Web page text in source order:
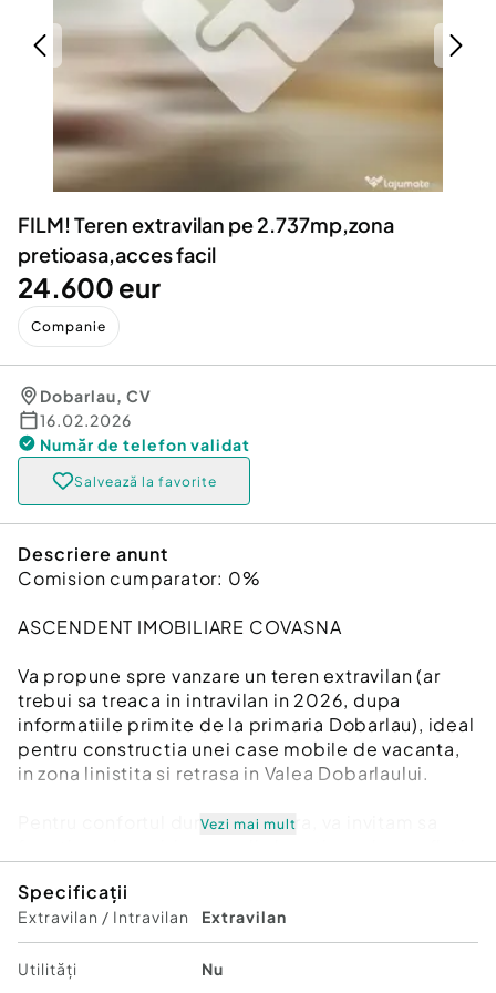
Servicii
Animale de companie
Afaceri și echipamente profesionale
Inchiriere Bunuri si Vehicule
Utilaje agricole si industriale
Piese auto si accesorii
Dacia Duster
FILM! Teren extravilan pe 2.737mp,zona
pretioasa,acces facil
24.600 eur
Companie
Dobarlau, CV
16.02.2026
Număr de telefon validat
Salvează la favorite
Descriere anunt
Comision cumparator: 0%
ASCENDENT IMOBILIARE COVASNA
Va propune spre vanzare un teren extravilan (ar
trebui sa treaca in intravilan in 2026, dupa
informatiile primite de la primaria Dobarlau), ideal
pentru constructia unei case mobile de vacanta,
in zona linistita si retrasa in Valea Dobarlaului.
Pentru confortul dumneavoastra, va invitam sa
pe care vi l-am pregatit cu drag:
Film Prezentare:
https://www.youtube.com/watch?v=iGTl3iqf0uU
Vezi mai mult
Specificații
Extravilan / Intravilan Extravilan
Utilități Nu